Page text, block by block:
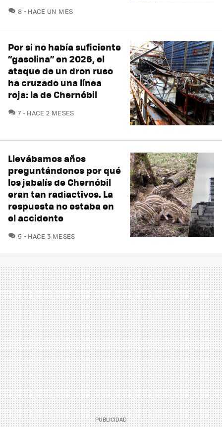
8 COMENTARIOS
HACE UN MES
Por si no había suficiente
“gasolina” en 2026, el
ataque de un dron ruso
ha cruzado una línea
roja: la de Chernóbil
7COMENTARIOS
HACE 2 MESES
Llevábamos años
preguntándonos por qué
los jabalís de Chernóbil
eran tan radiactivos. La
respuesta no estaba en
el accidente
5 COMENTARIOS
HACE 3 MESES